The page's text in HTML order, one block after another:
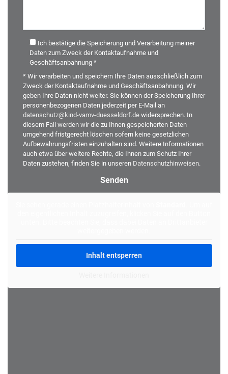
Ich bestätige die Speicherung und Verarbeitung meiner
Daten zum Zweck der Kontaktaufnahme und
Geschäftsanbahnung *
* Wir verarbeiten und speichern Ihre Daten ausschließlich zum
Zweck der Kontaktaufnahme und Geschäftsanbahnung. Wir
geben Ihre Daten nicht weiter. Sie können der Speicherung Ihrer
personenbezogenen Daten jederzeit per E-Mail an
datenschutz@kind-vamv-duesseldorf.de widersprechen. In
diesem Fall werden wir die zu Ihnen gespeicherten Daten
umgehend fristgerecht löschen sofern keine gesetzlichen
Aufbewahrungsfristen einzuhalten sind. Weitere Informationen
auch etwa über weitere Rechte, die Ihnen zum Schutz Ihrer
Daten zustehen, finden Sie in unseren Datenschutzhinweisen.
Inhalt entsperren